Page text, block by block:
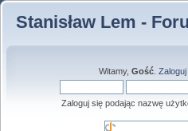
Stanisław Lem -
Witamy, Gość. Zaloguj
Zaloguj się podając nazwę